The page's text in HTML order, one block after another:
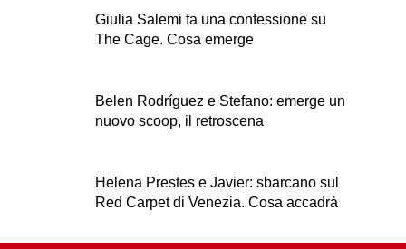
Giulia Salemi fa una confessione su
The Cage. Cosa emerge
Belen Rodríguez e Stefano: emerge un
nuovo scoop, il retroscena
Helena Prestes e Javier: sbarcano sul
Red Carpet di Venezia. Cosa accadrà